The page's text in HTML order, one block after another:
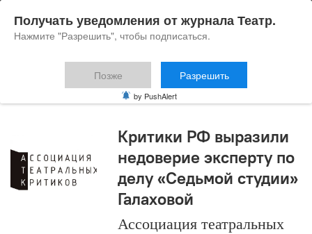
Критики РФ выразили
недоверие эксперту по
делу «Седьмой студии»
Галаховой
Ассоциация театральных
Получать уведомления от журнала Театр.
Нажмите "Разрешить", чтобы подписаться.
Позже Разрешить
by PushAlert